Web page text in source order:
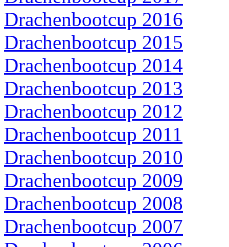
Drachenbootcup 2016
Drachenbootcup 2015
Drachenbootcup 2014
Drachenbootcup 2013
Drachenbootcup 2012
Drachenbootcup 2011
Drachenbootcup 2010
Drachenbootcup 2009
Drachenbootcup 2008
Drachenbootcup 2007